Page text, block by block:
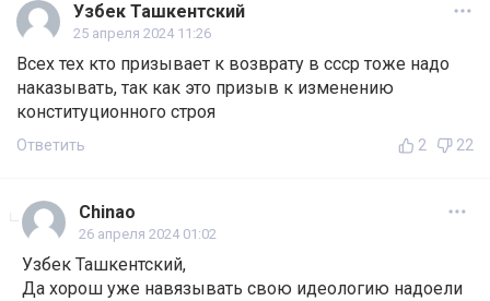
Узбек Ташкентский
25 апреля 2024 11:26
Всех тех кто призывает к возврату в ссср тоже надо
наказывать, так как это призыв к изменению
конституционного строя
Ответить 2 22
Chinao
26 апреля 2024 01:02
Узбек Ташкентский,
Да хорош уже навязывать свою идеологию надоели